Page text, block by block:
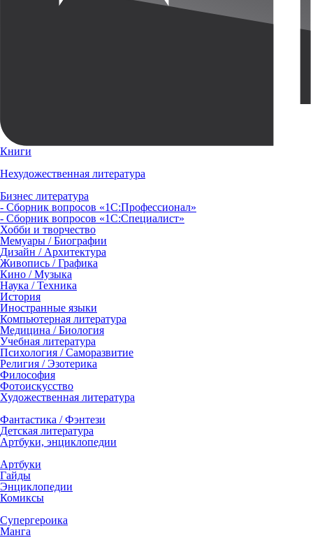
Книги
Нехудожественная литература
Бизнес литература
- Сборник вопросов «1С:Профессионал»
- Сборник вопросов «1С:Специалист»
Хобби и творчество
Мемуары / Биографии
Дизайн / Архитектура
Живопись / Графика
Кино / Музыка
Наука / Техника
История
Иностранные языки
Компьютерная литература
Медицина / Биология
Учебная литература
Психология / Саморазвитие
Религия / Эзотерика
Философия
Фотоискусство
Художественная литература
Фантастика / Фэнтези
Детская литература
Артбуки, энциклопедии
Артбуки
Гайды
Энциклопедии
Комиксы
Супергероика
Манга